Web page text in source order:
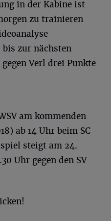
in der Kabine ist
zu trainieren
zur nächsten
Verl drei Punkte
am kommenden
ab 14 Uhr beim SC
steigt am 24.
Uhr gegen den SV